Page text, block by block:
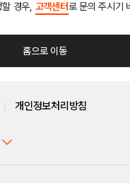
경우, 고객센터로 문의 주시기
홈으로 이동
개인정보처리방침